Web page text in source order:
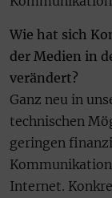
Wie hat sich
der Medien in
verändert?
Ganz neu in
technischen
geringen
Internet.